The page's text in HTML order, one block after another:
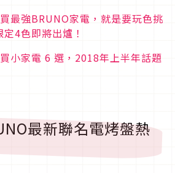
最強BRUNO家電，就是要玩色挑
4色即將出爐！
小家電 6 選，2018年上半年話題
最新聯名電烤盤熱